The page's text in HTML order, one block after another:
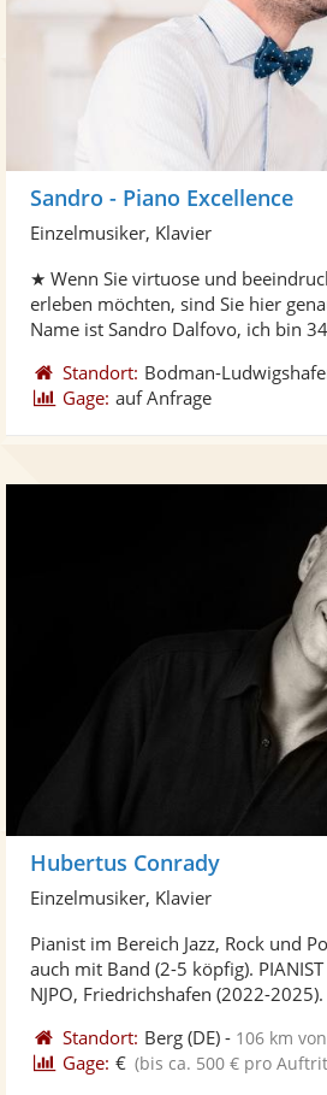
Sandro - Piano Excellence
Einzelmusiker, Klavier
★ Wenn Sie virtuose und
erleben möchten, sind Sie hier
Name ist Sandro Dalfovo, ich bin
Standort: Bodman-
Gage: auf Anfrage
Hubertus Conrady
Einzelmusiker, Klavier
Pianist im Bereich Jazz, Rock und
auch mit Band (2-5 köpfig). PIANIST
NJPO, Friedrichshafen (2022-2025).
Standort: Berg (DE) - 106 km
Gage: € (bis ca. 500 € pro